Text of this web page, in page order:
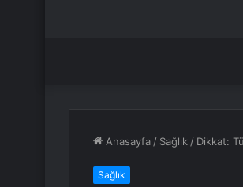
Anasayfa / Sağlık / Dikkat:
Sağlık